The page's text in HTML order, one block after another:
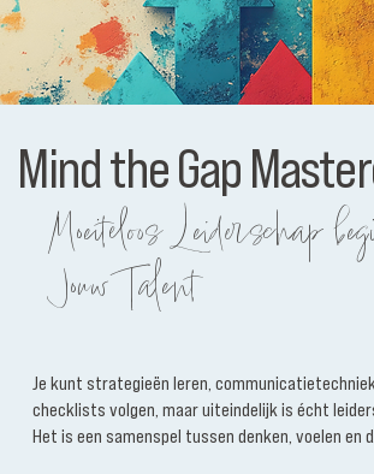
Mind the Gap
Moeiteloos Leiderschap
Jouw Talent
Je kunt strategieën leren,
checklists volgen, maar uiteindelijk is écht
Het is een samenspel tussen denken, voelen en